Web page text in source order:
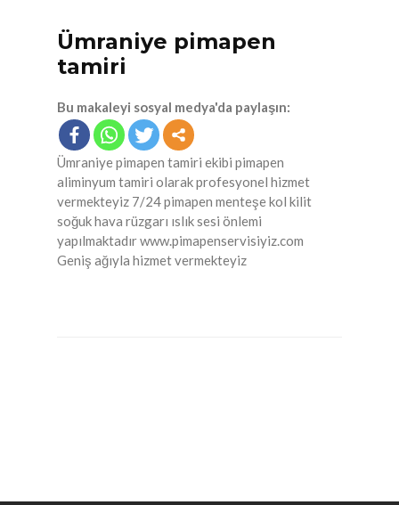
Ümraniye pimapen
tamiri
Bu makaleyi sosyal medya'da paylaşın:
Ümraniye pimapen tamiri ekibi pimapen
aliminyum tamiri olarak profesyonel hizmet
vermekteyiz 7/24 pimapen menteşe kol kilit
soğuk hava rüzgarı ıslık sesi önlemi
yapılmaktadır www.pimapenservisiyiz.com
Geniş ağıyla hizmet vermekteyiz